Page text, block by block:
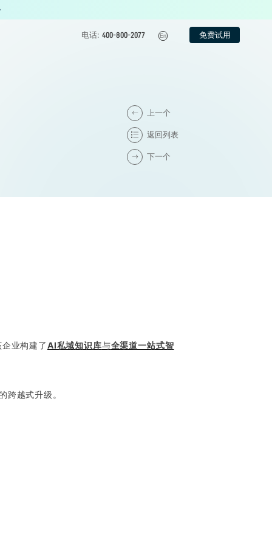
电话: 400-800-2077 En 免费试用
上一个
返回列表
下一个
业构建了AI私域知识库与全渠道一站式智
跨越式升级。